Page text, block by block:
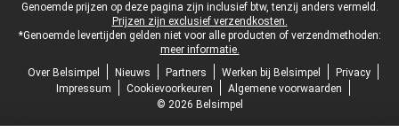
Juridische voettekst
Genoemde prijzen op deze pagina zijn inclusief btw, tenzij anders vermeld.
Prijzen zijn exclusief verzendkosten.
*Genoemde levertijden gelden niet voor alle producten of verzendmethoden:
meer informatie.
Over Belsimpel
Nieuws Partners Werken bij Belsimpel
Privacy
Impressum
Cookievoorkeuren
Algemene voorwaarden
© 2026 Belsimpel